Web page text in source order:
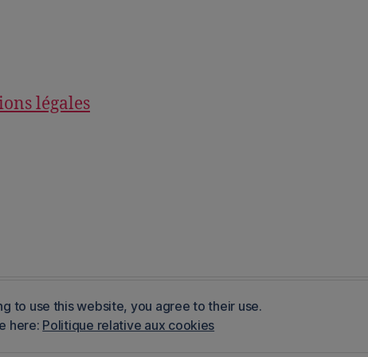
légales
to use this website, you agree to their use.
here: Politique relative aux cookies